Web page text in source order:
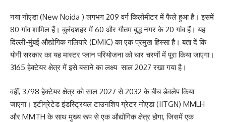
नया नोएडा (New Noida ) लगभग 209 वर्ग किलोमीटर में फैले हुआ है। इसमें
80 गांव शामिल हैं। बुलंदशहर में 60 और गौतम बुद्ध नगर के 20 गांव हैं। यह
दिल्ली-मुंबई औद्योगिक गलियारे (DMIC) का एक प्रमुख हिस्सा है। बता दें कि
योगी सरकार का यह मास्टर प्लान परियोजना को चार चरणों में पूरा किया जाएगा।
3165 हेक्टेयर क्षेत्र में इसे बसाने का लक्ष्य साल 2027 रखा गया है।
वहीं, 3798 हेक्टेयर क्षेत्र को साल 2027 से 2032 के बीच डेवलेप किया
जाएगा। इंटीग्रेटेड इंडस्ट्रियल टाउनशिप ग्रेटर नोएडा (IITGN) MMLH
और MMTH के साथ मुख्य रूप से एक औद्योगिक क्षेत्र होगा, जिसमें एक